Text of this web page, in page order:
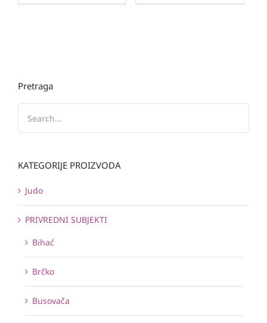
Pretraga
KATEGORIJE PROIZVODA
Judo
PRIVREDNI SUBJEKTI
Bihać
Brčko
Busovača